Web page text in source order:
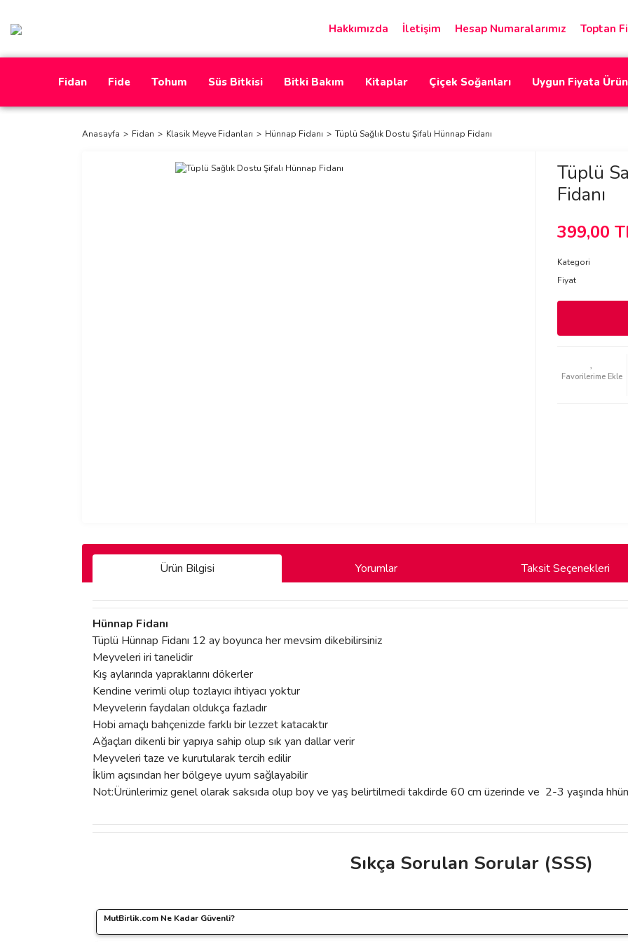
Hakkımızda İletişim Hesap Numaralarımız Toptan
Fidan Fide Tohum Süs Bitkisi Bitki Bakım Kitaplar Çiçek Soğanları Uygun Fiyata
Anasayfa Fidan Klasik Meyve Fidanları Hünnap Fidanı Tüplü Sağlık Dostu Şifalı Hünnap Fidanı
Tüplü
Fidanı
399,00
Kategori
Fiyat
Ürün Bilgisi Yorumlar Taksit Seçenekleri
Hünnap Fidanı
Tüplü Hünnap Fidanı 12 ay boyunca her mevsim dikebilirsiniz
Meyveleri iri tanelidir
Kış aylarında yapraklarını dökerler
Kendine verimli olup tozlayıcı ihtiyacı yoktur
Meyvelerin faydaları oldukça fazladır
Hobi amaçlı bahçenizde farklı bir lezzet katacaktır
Ağaçları dikenli bir yapıya sahip olup sık yan dallar verir
Meyveleri taze ve kurutularak tercih edilir
İklim açısından her bölgeye uyum sağlayabilir
Not:Ürünlerimiz genel olarak saksıda olup boy ve yaş belirtilmedi takdirde 60 cm üzerinde ve 2-3 yaşında
kargo
Bu ürünün fiyat bilgisi, resim, ürün açıklamalarında ve diğer konularda yetersiz gördüğünüz noktaları öneri formunu kullanarak
Ürün resmi kalitesiz, bozuk veya görüntülenemiyor.
Ürün açıklamasında eksik bilgiler bulunuyor.
Sıkça Sorulan Sorular (SSS)
MutBirlik.com Ne Kadar Güvenli?